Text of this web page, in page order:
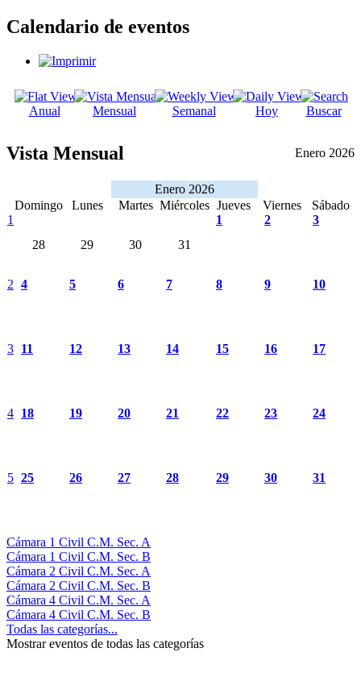
Calendario de eventos
Anual Mensual Semanal Hoy Buscar
Vista Mensual Enero 2026
Enero 2026
Domingo
Lunes Martes Miércoles Jueves Viernes
Sábado
1
28
29 30 31
1 2 3
2 4 5 6 7 8 9 10
3 11 12 13 14 15 16 17
4 18 19 20 21 22 23 24
5 25 26 27 28 29 30 31
Cámara 1 Civil C.M. Sec. A
Cámara 1 Civil C.M. Sec. B
Cámara 2 Civil C.M. Sec. A
Cámara 2 Civil C.M. Sec. B
Cámara 4 Civil C.M. Sec. A
Cámara 4 Civil C.M. Sec. B
Todas las categorías...
Mostrar eventos de todas las categorías